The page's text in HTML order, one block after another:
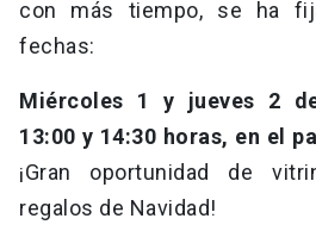
con más tiempo, se ha
fechas:
Miércoles 1 y jueves 2
13:00 y 14:30 horas, en el
¡Gran oportunidad de
regalos de Navidad!